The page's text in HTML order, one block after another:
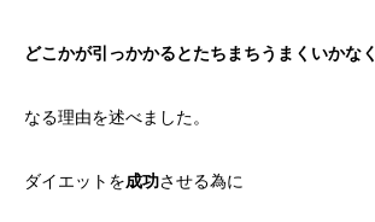
どこかが引っかかるとたちまちうまくいかなく
なる理由を述べました。
ダイエットを成功させる為に